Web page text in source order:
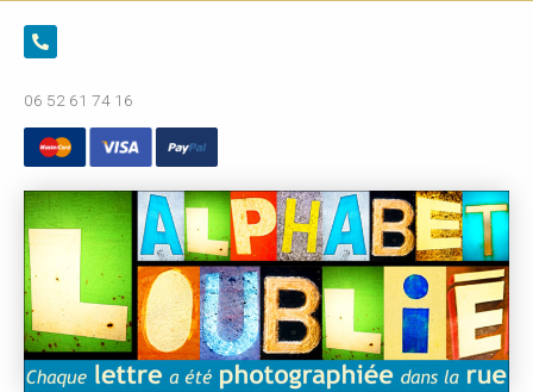
06 52 61 74 16